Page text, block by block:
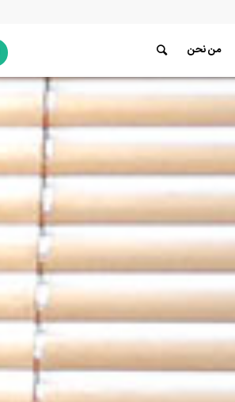
من نحن